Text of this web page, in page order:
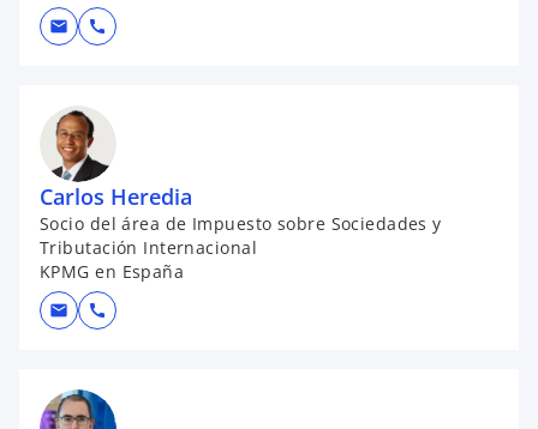
mail call
Carlos Heredia
Socio del área de Impuesto sobre Sociedades y
Tributación Internacional
KPMG en España
mail call